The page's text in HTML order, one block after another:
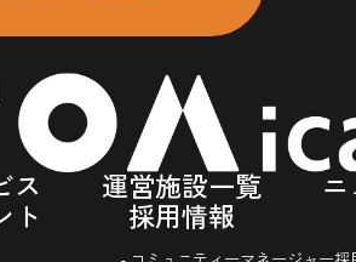
ス 運営施設一覧
ニ
ト
採用情報